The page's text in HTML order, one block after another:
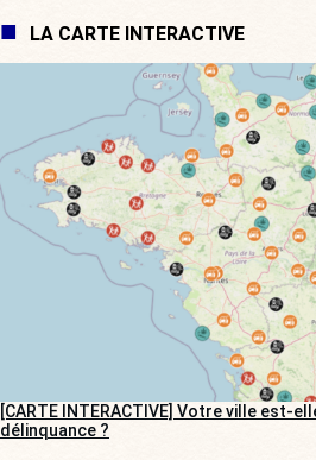
LA CARTE INTERACTIVE
[CARTE INTERACTIVE] Votre ville est-
délinquance ?